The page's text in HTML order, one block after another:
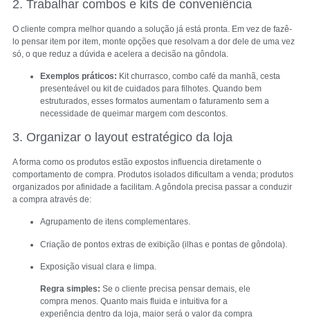
2. Trabalhar combos e kits de conveniência
O cliente compra melhor quando a solução já está pronta. Em vez de fazê-
lo pensar item por item, monte opções que resolvam a dor dele de uma vez
só, o que reduz a dúvida e acelera a decisão na gôndola.
Exemplos práticos: Kit churrasco, combo café da manhã, cesta
presenteável ou kit de cuidados para filhotes. Quando bem
estruturados, esses formatos aumentam o faturamento sem a
necessidade de queimar margem com descontos.
3. Organizar o layout estratégico da loja
A forma como os produtos estão expostos influencia diretamente o
comportamento de compra. Produtos isolados dificultam a venda; produtos
organizados por afinidade a facilitam. A gôndola precisa passar a conduzir
a compra através de:
Agrupamento de itens complementares.
Criação de pontos extras de exibição (ilhas e pontas de gôndola).
Exposição visual clara e limpa.
Regra simples: Se o cliente precisa pensar demais, ele
compra menos. Quanto mais fluida e intuitiva for a
experiência dentro da loja, maior será o valor da compra